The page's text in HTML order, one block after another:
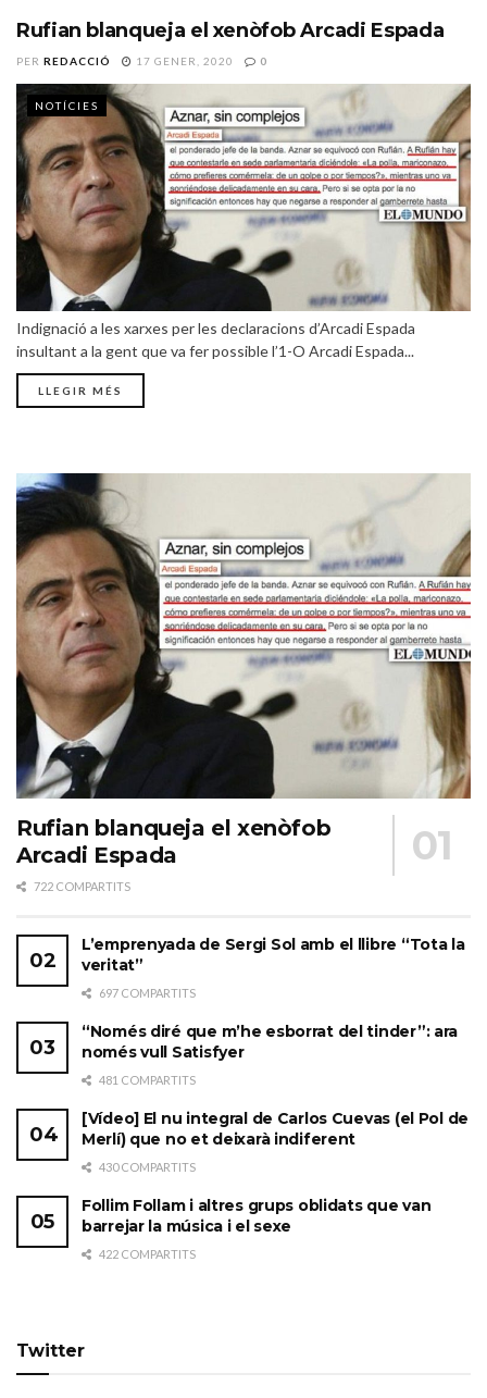
Rufian blanqueja el xenòfob Arcadi Espada
PER REDACCIÓ 17 GENER, 2020 0
NOTÍCIES
Indignació a les xarxes per les declaracions d’Arcadi Espada
insultant a la gent que va fer possible l’1-O Arcadi Espada...
LLEGIR MÉS
Rufian blanqueja el xenòfob
Arcadi Espada
722 COMPARTITS
L’emprenyada de Sergi Sol amb el llibre “Tota la
veritat”
697 COMPARTITS
“Només diré que m’he esborrat del tinder”: ara
només vull Satisfyer
481 COMPARTITS
[Vídeo] El nu integral de Carlos Cuevas (el Pol de
Merlí) que no et deixarà indiferent
430 COMPARTITS
Follim Follam i altres grups oblidats que van
barrejar la música i el sexe
422 COMPARTITS
Twitter